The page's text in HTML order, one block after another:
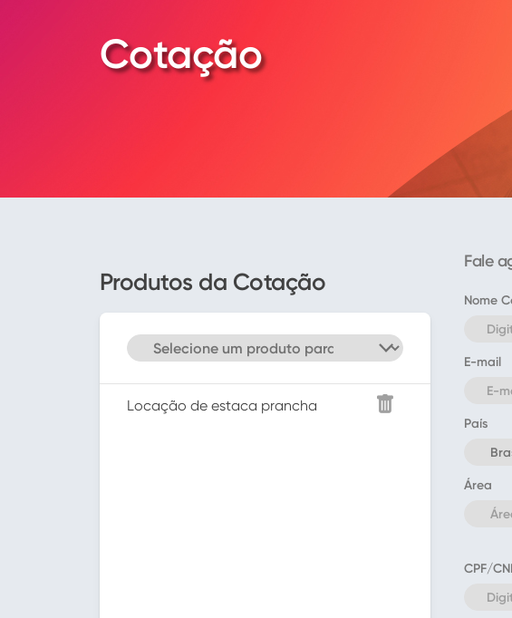
Cotação
Produtos da Cotação
Locação de estaca prancha
Fale
Nome
E-mail
País
Área
CPF/